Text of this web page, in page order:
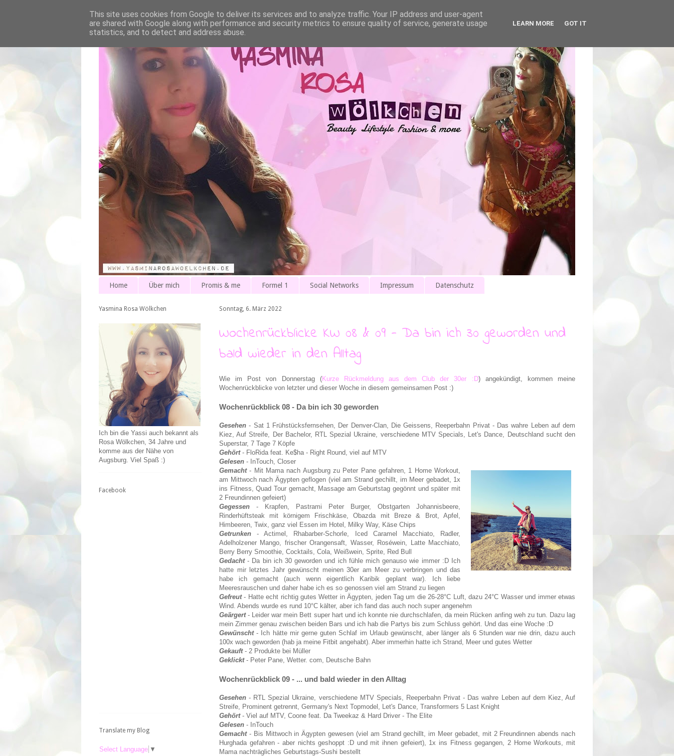
Home Über mich Promis & me Formel 1 Social Networks Impressum Datenschutz
Sonntag, 6. März 2022
Wochenrückblicke KW 08 & 09 - Da bin ich 30 geworden und
bald wieder in den Alltag
Wie im Post von Donnerstag (Kurze Rückmeldung aus dem Club der 30er :D) angekündigt, kommen meine
Wochenrückblicke von letzter und dieser Woche in diesem gemeinsamen Post :)
Wochenrückblick 08 - Da bin ich 30 geworden
Gesehen - Sat 1 Frühstücksfernsehen, Der Denver-Clan, Die Geissens, Reeperbahn Privat - Das wahre Leben auf dem
Kiez, Auf Streife, Der Bachelor, RTL Spezial Ukraine, verschiedene MTV Specials, Let's Dance, Deutschland sucht den
Superstar, 7 Tage 7 Köpfe
Gehört- FloRida feat. Ke$ha - Right Round, viel auf MTV
Gelesen - InTouch, Closer
Gemacht- Mit Mama nach Augsburg zu Peter Pane gefahren, 1 Home Workout,
am Mittwoch nach Ägypten geflogen (viel am Strand gechillt, im Meer gebadet, 1x
ins Fitness, Quad Tour gemacht, Massage am Geburtstag gegönnt und später mit
2 Freundinnen gefeiert)
Gegessen - Krapfen, Pastrami Peter Burger, Obstgarten Johannisbeere,
Rinderhüftsteak mit körnigem Frischkäse, Obazda mit Breze & Brot, Apfel,
Himbeeren, Twix, ganz viel Essen im Hotel, Milky Way, Käse Chips
Getrunken - Actimel, Rhabarber-Schorle, Iced Caramel Macchiato, Radler,
Adelholzener Mango, frischer Orangensaft, Wasser, Roséwein, Latte Macchiato,
Berry Berry Smoothie, Cocktails, Cola, Weißwein, Sprite, Red Bull
Gedacht- Da bin ich 30 geworden und ich fühle mich genauso wie immer :D Ich
hatte mir letztes Jahr gewünscht meinen 30er am Meer zu verbringen und das
habe ich gemacht (auch wenn eigentlich Karibik geplant war). Ich liebe
Meeresrauschen und daher habe ich es so genossen viel am Strand zu liegen
Gefreut- Hatte echt richtig gutes Wetter in Ägypten, jeden Tag um die 26-28°C Luft, dazu 24°C Wasser und immer etwas
Wind. Abends wurde es rund 10°C kälter, aber ich fand das auch noch super angenehm
Geärgert- Leider war mein Bett super hart und ich konnte nie durchschlafen, da mein Rücken anfing weh zu tun. Dazu lag
mein Zimmer genau zwischen beiden Bars und ich hab die Partys bis zum Schluss gehört. Und das eine Woche :D
Gewünscht- Ich hätte mir gerne guten Schlaf im Urlaub gewünscht, aber länger als 6 Stunden war nie drin, dazu auch
100x wach geworden (hab ja meine Fitbit angehabt). Aber immerhin hatte ich Strand, Meer und gutes Wetter
Gekauft- 2 Produkte bei Müller
Geklickt- Peter Pane, Wetter. com, Deutsche Bahn
Wochenrückblick 09 - ... und bald wieder in den Alltag
Gesehen - RTL Spezial Ukraine, verschiedene MTV Specials, Reeperbahn Privat - Das wahre Leben auf dem Kiez, Auf
Streife, Prominent getrennt, Germany's Next Topmodel, Let's Dance, Transformers 5 Last Knight
Gehört- Viel auf MTV, Coone feat. Da Tweekaz & Hard Driver - The Elite
Gelesen - InTouch
Gemacht- Bis Mittwoch in Ägypten gewesen (viel am Strand gechillt, im Meer gebadet, mit 2 Freundinnen abends nach
Hurghada gefahren - aber nichts geshoppt :D und mit ihnen gefeiert), 1x ins Fitness gegangen, 2 Home Workouts, mit
Mama nachträgliches Geburtstags-Sushi bestellt
Yasmina Rosa Wölkchen
Ich bin die Yassi auch bekannt als
Rosa Wölkchen, 34 Jahre und
komme aus der Nähe von
Augsburg. Viel Spaß :)
Facebook
Translate my Blog
Select Language ▼
This site uses cookies from Google to deliver its services and to analyze traffic. Your IP address and user-agent
are shared with Google along with performance and security metrics to ensure quality of service, generate usage
statistics, and to detect and address abuse.
LEARN MORE GOT IT